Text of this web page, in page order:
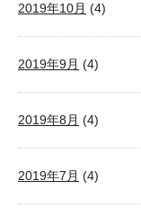
2019年10月 (4)
2019年9月 (4)
2019年8月 (4)
2019年7月 (4)